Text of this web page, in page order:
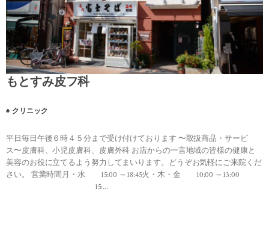
もとすみ皮フ科
クリニック
平日毎日午後６時４５分まで受け付けております 〜取扱商品・サービ
ス〜皮膚科、小児皮膚科、皮膚外科 お店からの一言地域の皆様の健康と
美容のお役に立てるよう努力してまいります。どうぞお気軽にご来院くだ
さい。 営業時間月・水 15:00 ～18:45火・木・金 10:00 ～13:00
15:...